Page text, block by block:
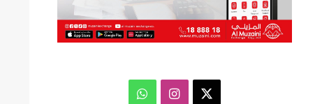
انستقرامواتساب